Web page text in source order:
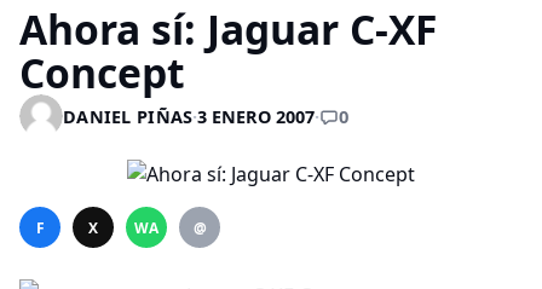
Ahora sí: Jaguar C-XF
Concept
DANIEL PIÑAS·3 ENERO 2007· 0
F X WA @